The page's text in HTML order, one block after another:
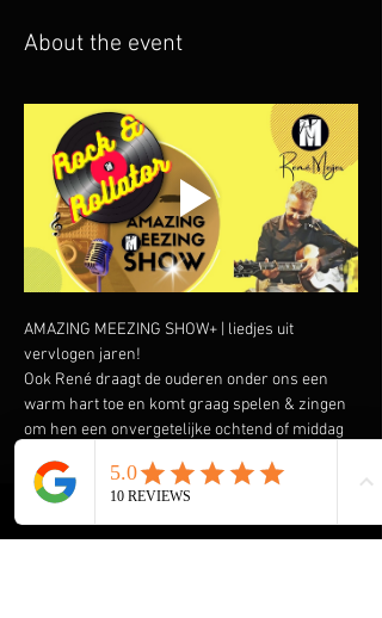
About the event
AMAZING MEEZING SHOW+ | liedjes uit
vervlogen jaren!
Ook René draagt de ouderen onder ons een
warm hart toe en komt graag spelen & zingen
om hen een onvergetelijke ochtend of middag
MEEZING SHOW+ samengesteld met liedjes uit
vervlogen tijden.  Liedjes van onder andere
Wim Sonneveld, Ja Zuster Nee Zuster, Rob de